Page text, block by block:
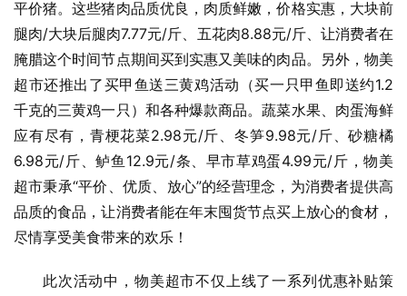
平价猪。这些猪肉品质优良，肉质鲜嫩，价格实惠，大块前
腿肉/大块后腿肉7.77元/斤、五花肉8.88元/斤、让消费者在
腌腊这个时间节点期间买到实惠又美味的肉品。另外，物美
超市还推出了买甲鱼送三黄鸡活动（买一只甲鱼即送约1.2
千克的三黄鸡一只）和各种爆款商品。蔬菜水果、肉蛋海鲜
应有尽有，青梗花菜2.98元/斤、冬笋9.98元/斤、砂糖橘
6.98元/斤、鲈鱼12.9元/条、早市草鸡蛋4.99元/斤，物美
超市秉承“平价、优质、放心”的经营理念，为消费者提供高
品质的食品，让消费者能在年末囤货节点买上放心的食材，
尽情享受美食带来的欢乐！
此次活动中，物美超市不仅上线了一系列优惠补贴策